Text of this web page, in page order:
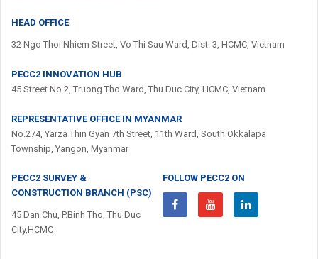
HEAD OFFICE
32 Ngo Thoi Nhiem Street, Vo Thi Sau Ward, Dist. 3, HCMC, Vietnam
PECC2 INNOVATION HUB
45 Street No.2, Truong Tho Ward, Thu Duc City, HCMC, Vietnam
REPRESENTATIVE OFFICE IN MYANMAR
No.274, Yarza Thin Gyan 7th Street, 11th Ward, South Okkalapa
Township, Yangon, Myanmar
PECC2 SURVEY &
CONSTRUCTION BRANCH (PSC)
45 Dan Chu, P.Binh Tho, Thu Duc
City,HCMC
FOLLOW PECC2 ON